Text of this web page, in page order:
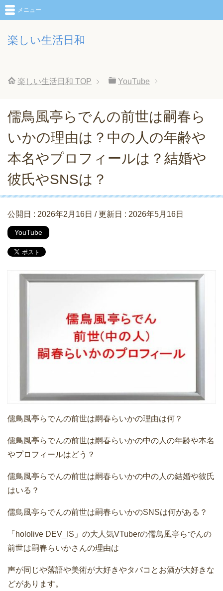
楽しい生活日和
メニュー
楽しい生活日和 TOP YouTube
儒鳥風亭らでんの前世は嗣春ら
いかの理由は？中の人の年齢や
本名やプロフィールは？結婚や
彼氏やSNSは？
公開日 : 2026年2月16日 / 更新日 : 2026年5月16日
YouTube
儒鳥風亭らでんの前世は嗣春らいかの理由は何？
儒鳥風亭らでんの前世は嗣春らいかの中の人の年齢や本名
やプロフィールはどう？
儒鳥風亭らでんの前世は嗣春らいかの中の人の結婚や彼氏
はいる？
儒鳥風亭らでんの前世は嗣春らいかのSNSは何がある？
「hololive DEV_IS」の大人気VTuberの儒鳥風亭らでんの
前世は嗣春らいかさんの理由は
声が同じや落語や美術が大好きやタバコとお酒が大好きな
どがあります。